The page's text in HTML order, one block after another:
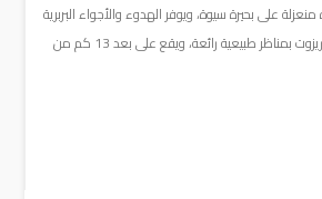
على بحيرة سيوة، ويوفر الهدوء والأجواء البربرية
التقليدية يتميز فندق شالى ريزوت بمناظر طبيعية رائعة، ويقع على بعد 13 كم من